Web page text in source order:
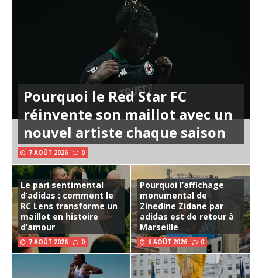
Pourquoi le Red Star FC
réinvente son maillot avec un
nouvel artiste chaque saison
7 AOÛT 2026 0
Le pari sentimental
d’adidas : comment le
RC Lens transforme un
maillot en histoire
d’amour
7 AOÛT 2026 0
Pourquoi l’affichage
monumental de
Zinedine Zidane par
adidas est de retour à
Marseille
6 AOÛT 2026 0